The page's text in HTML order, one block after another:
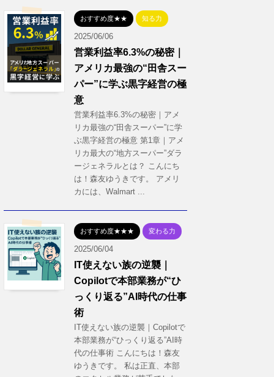
おすすめ度★★ 知る力
2025/06/06
営業利益率6.3%の秘密｜
アメリカ最強の“田舎スー
パー”に学ぶ黒字経営の極
意
営業利益率6.3%の秘密｜アメ
リカ最強の“田舎スーパー”に学
ぶ黒字経営の極意 第1章｜アメ
リカ最大の“地方スーパー”ダラ
ージェネラルとは？ こんにち
は！森友ゆうきです。 アメリ
カには、Walmart ...
おすすめ度★★★ 変わる力
2025/06/04
IT使えない族の逆襲｜
Copilotで本部業務が“ひ
っくり返る”AI時代の仕事
術
IT使えない族の逆襲｜Copilotで
本部業務が“ひっくり返る”AI時
代の仕事術 こんにちは！森友
ゆうきです。 私は正直、本部